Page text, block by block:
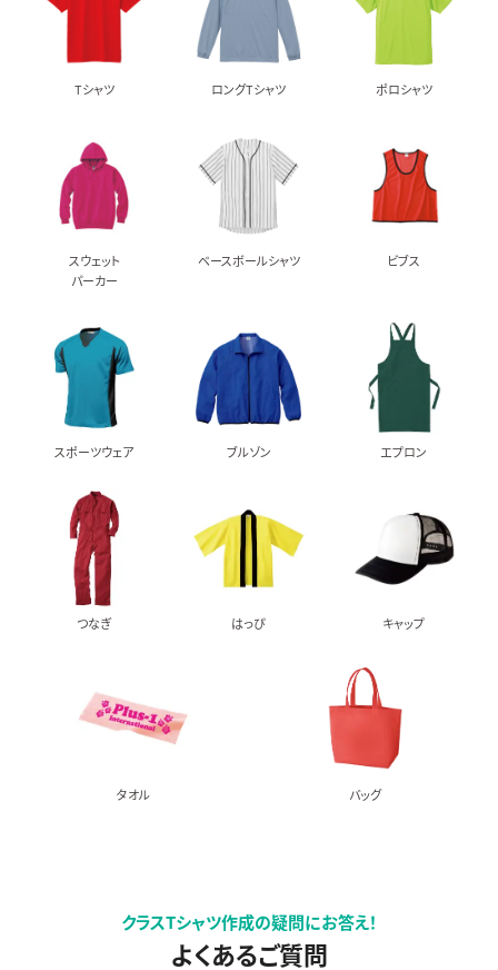
Tシャツ ロングTシャツ ポロシャツ
スウェット
パーカー
ベースボールシャツ ビブス
スポーツウェア ブルゾン エプロン
つなぎ はっぴ キャップ
タオル バッグ
クラスTシャツ作成の疑問にお答え！
よくあるご質問